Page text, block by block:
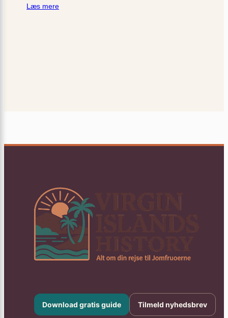
Læs mere
Download gratis guide Tilmeld nyhedsbrev